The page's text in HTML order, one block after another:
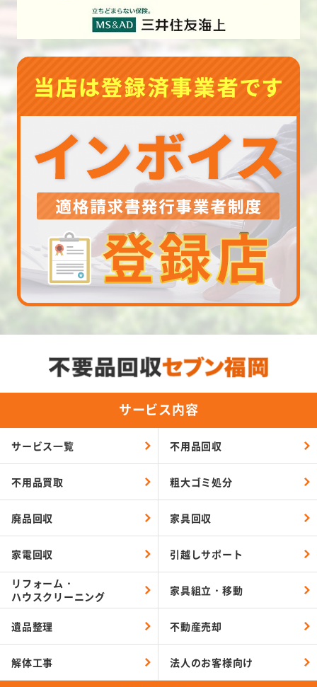
サービス内容
サービス一覧 不用品回収
不用品買取 粗大ゴミ処分
廃品回収 家具回収
家電回収 引越しサポート
リフォーム・
ハウスクリーニング
家具組立・移動
遺品整理 不動産売却
解体工事 法人のお客様向け